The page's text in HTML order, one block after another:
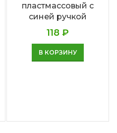
пластмассовый с
синей ручкой
118 ₽
В КОРЗИНУ